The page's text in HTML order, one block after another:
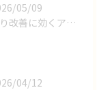
05/09
肩こり改善に効くアロマリンパの手技と効果
04/12